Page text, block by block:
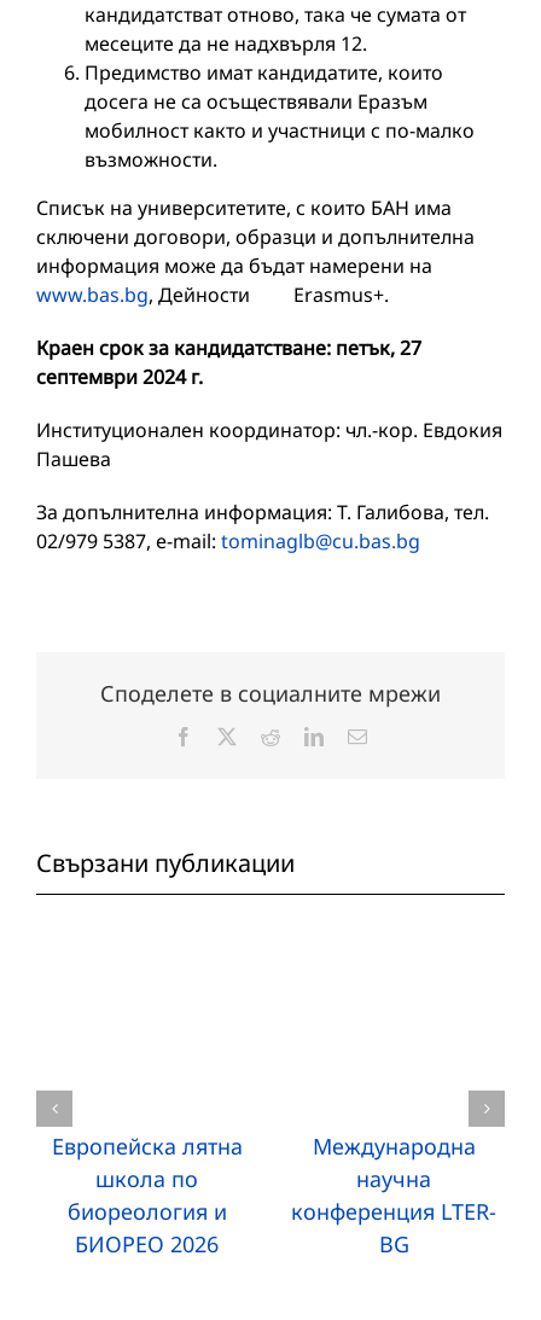
кандидатстват отново, така че сумата от
месеците да не надхвърля 12.
Предимство имат кандидатите, които
досега не са осъществявали Еразъм
мобилност както и участници с по-малко
възможности.
Списък на университетите, с които БАН има
сключени договори, образци и допълнителна
информация може да бъдат намерени на
www.bas.bg, Дейности Erasmus+.
Краен срок за кандидатстване: петък, 27
септември 2024 г.
Институционален координатор: чл.-кор. Евдокия
Пашева
За допълнителна информация: Т. Галибова, тел.
02/979 5387, e-mail: tominaglb@cu.bas.bg
Споделете в социалните мрежи
Facebook RedditLinkedInЕлектронна
Свързани публикации
Европейска лятна
школа по
биореология и
БИОРЕО 2026
Международна
научна
конференция LTER-
BG